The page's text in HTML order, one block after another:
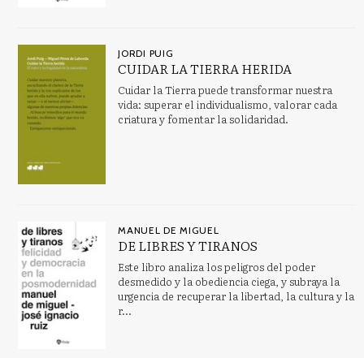
Arte del Renacimiento
ARTES: ASPECTOS GENERALES
ASTRONOMÍA, ESPACIO Y TIEMPO
AVENTURA
Ver todas... (122)
NUESTRAS COLECCIONES
Breves Rialp
JORDI PUIG
CUIDAR LA TIERRA HERIDA
Cuidar la Tierra puede transformar nuestra
vida: superar el individualismo, valorar cada
criatura y fomentar la solidaridad.
MANUEL DE MIGUEL
DE LIBRES Y TIRANOS
Este libro analiza los peligros del poder
desmedido y la obediencia ciega, y subraya la
urgencia de recuperar la libertad, la cultura y la
r...